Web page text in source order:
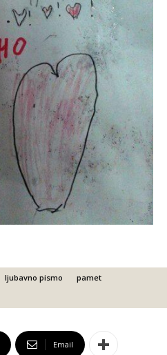
ljubavno pismo
pamet
Email